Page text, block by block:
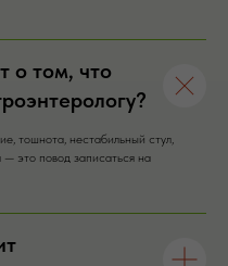
о том, что
тошнота, нестабильный стул,
это повод записаться на